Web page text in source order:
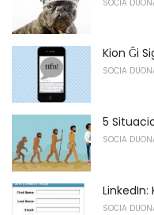
SOCIA
Kion Ĝi
SOCIA
5
SOCIA
LinkedIn:
SOCIA